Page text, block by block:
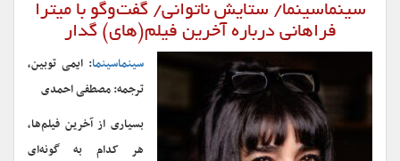
سینماسینما/ ستایش ناتوانی/ گفت‌وگو با میترا
فراهانی درباره آخرین فیلم(های) گدار
سینماسینما: ایمی توبین،
ترجمه: مصطفی احمدی
بسیاری از آخرین فیلم‌ها،
هر کدام به گونه‌ای